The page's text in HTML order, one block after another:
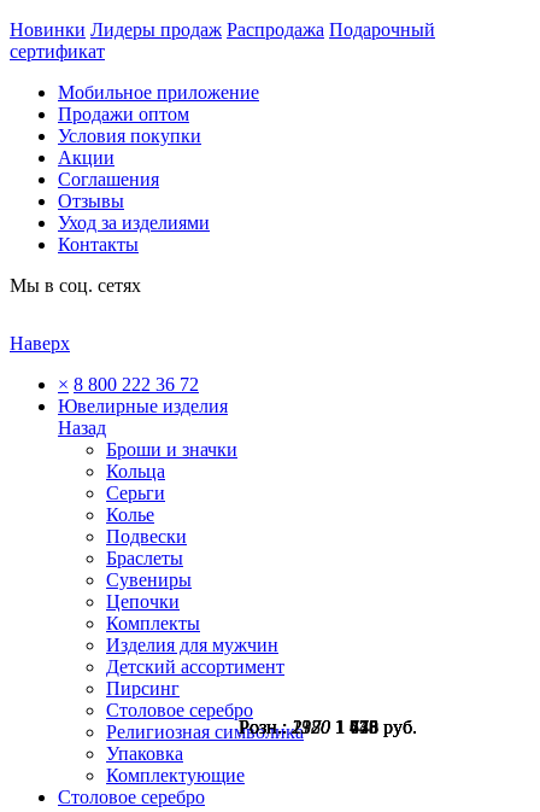
Розн.:1920 1 440 руб.
Розн.:2180 1 635 руб.
Розн.:2370 1 778 руб.
Розн.:2370 1 778 руб.
Новинки Лидеры продаж Распродажа Подарочный
сертификат
Мобильное приложение
Продажи оптом
Условия покупки
Акции
Соглашения
Отзывы
Уход за изделиями
Контакты
Мы в соц. сетях
Наверх
× 8 800 222 36 72
Ювелирные изделия
Назад
Броши и значки
Кольца
Серьги
Колье
Подвески
Браслеты
Сувениры
Цепочки
Комплекты
Изделия для мужчин
Детский ассортимент
Пирсинг
Столовое серебро
Религиозная символика
Упаковка
Комплектующие
Столовое серебро